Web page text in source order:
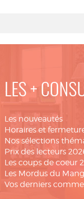
LES +
Les nouveautés
Horaires et
Nos sélections
Prix des lecteurs
Les coups de coeur
Les Mordus du
Vos derniers